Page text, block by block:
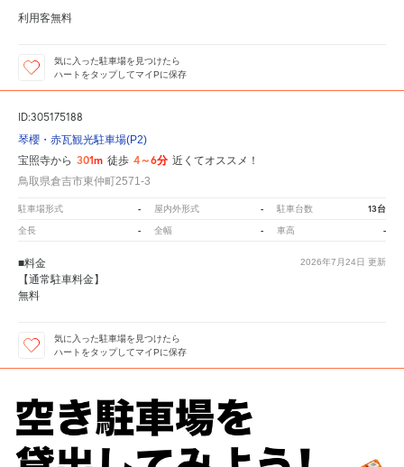
利用客無料
気に入った駐車場を見つけたら
ハートをタップしてマイPに保存
ID:305175188
琴櫻・赤瓦観光駐車場(P2)
宝照寺から 301m 徒歩 4～6分 近くてオススメ！
鳥取県倉吉市東仲町2571-3
駐車場形式 - 屋内外形式 - 駐車台数 13台
全長 - 全幅 - 車高 -
2026年7月24日 更新
■料金
【通常駐車料金】
無料
気に入った駐車場を見つけたら
ハートをタップしてマイPに保存